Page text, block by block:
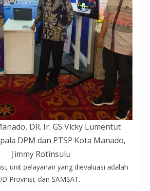
DR. Ir. GS Vicky Lumentut
DPM dan PTSP Kota Manado,
Jimmy Rotinsulu
unit pelayanan yang dievaluasi adalah
Provinsi, dan SAMSAT.